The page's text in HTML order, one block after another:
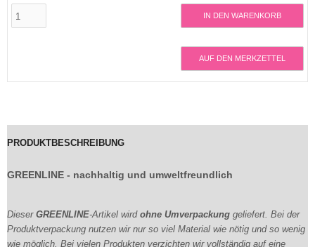
IN DEN WARENKORB
AUF DEN MERKZETTEL
PRODUKTBESCHREIBUNG
GREENLINE - nachhaltig und umweltfreundlich
Dieser GREENLINE-Artikel wird ohne Umverpackung geliefert. Bei der
Produktverpackung nutzen wir nur so viel Material wie nötig und so wenig
wie möglich. Bei vielen Produkten verzichten wir vollständig auf eine